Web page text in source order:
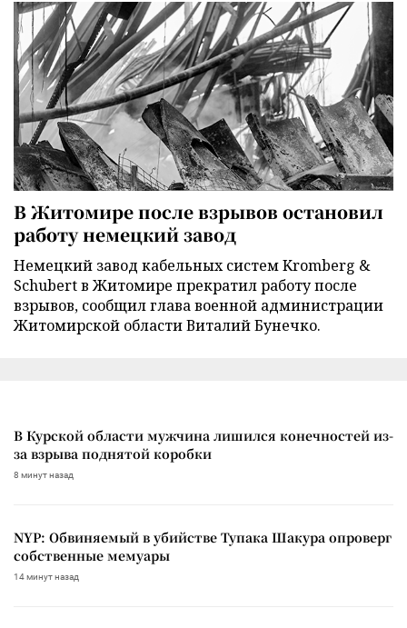
В Житомире после взрывов остановил
работу немецкий завод
Немецкий завод кабельных систем Kromberg &
Schubert в Житомире прекратил работу после
взрывов, сообщил глава военной администрации
Житомирской области Виталий Бунечко.
В Курской области мужчина лишился конечностей из-
за взрыва поднятой коробки
8 минут назад
NYP: Обвиняемый в убийстве Тупака Шакура опроверг
собственные мемуары
14 минут назад